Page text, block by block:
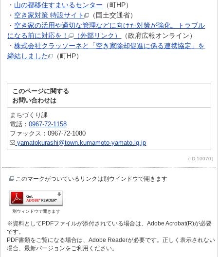
・ 山の都移住すまいるセンター （町HP）
・ 空き家対策 特設サイト
（国土交通省）
・ 空き家の活用や適切な管理などに向けた対策が強化。トラブル
になる前に対応を！
（外部リンク）
（政府広報オンライン）
・株式会社クラッソーネと「空き家除却促進に係る連携協定」を
締結しました
（町HP）
このページに関する
お問い合わせは
まちづくり課
電話：0967-72-1158
ファックス：0967-72-1080
yamatokurashi@town.kumamoto-yamato.lg.jp
（ID:10070）
このマークがついているリンクは別ウインドウで開きます
別ウィンドウで開きます
※資料としてPDFファイルが添付されている場合は、Adobe Acrobat(R)が必要
です。
PDF書類をご覧になる場合は、Adobe Readerが必要です。正しく表示されない
場合、最新バージョンをご利用ください。